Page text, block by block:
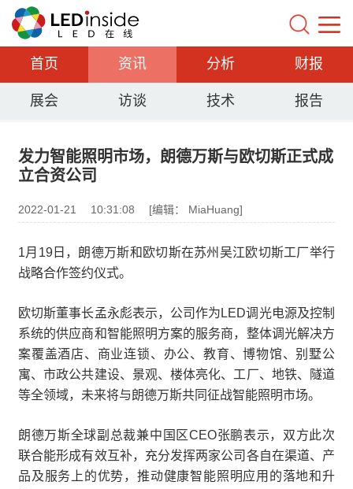
首页 资讯 分析 财报
展会 访谈 技术 报告
发力智能照明市场，朗德万斯与欧切斯正式成
立合资公司
2022-01-21 10:31:08 [编辑： MiaHuang]
1月19日，朗德万斯和欧切斯在苏州吴江欧切斯工厂举行
战略合作签约仪式。
欧切斯董事长孟永彪表示，公司作为LED调光电源及控制
系统的供应商和智能照明方案的服务商，整体调光解决方
案覆盖酒店、商业连锁、办公、教育、博物馆、别墅公
寓、市政公共建设、景观、楼体亮化、工厂、地铁、隧道
等全领域，未来将与朗德万斯共同征战智能照明市场。
朗德万斯全球副总裁兼中国区CEO张鹏表示，双方此次
联合能形成有效互补，充分发挥两家公司各自在渠道、产
品及服务上的优势，推动健康智能照明应用的落地和升